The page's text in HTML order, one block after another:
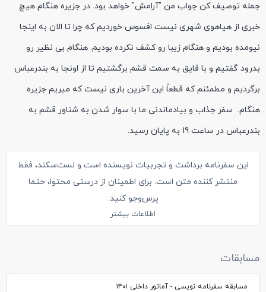
جمله توصیف کن جواب من "آرامش" خواهد بود. در جزیره هنگام هیچ
خبری از هیاهوی شهری نیست افسوس خوردیم که چرا تا الان به اینجا
نیومده بودیم و هنگام زیبا رو کشف نکرده بودیم. هنگام بی نظیر رو
بدرود گفتیم و با قایق به سمت قشم برگشتیم تا از اونجا به بندرعباس
برگردیم و مطمئنم که قطعاً این آخرین باری نیست که میریم جزیره
هنگام. سفر جذاب و بیادماندنی ما با سوار شدن به شناور قشم به
بندرعباس در ساعت 19 به پایان رسید.
این سفرنامه برداشت و تجربیات نویسنده است و لست‌سکند، فقط
منتشر کننده متن است. برای اطمینان از درستی محتوا، حتما
پرس‌وجو کنید.
اطلاعات بیشتر
مسابقات
مسابقه سفرنامه نویسی - آماتور داخلی ۱۴۰۱